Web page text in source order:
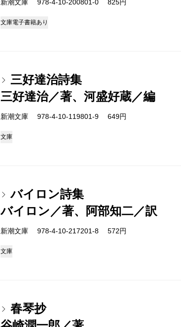
新潮文庫 978-4-10-200801-0 825円
文庫電子書籍あり
三好達治詩集
三好達治／著、河盛好蔵／編
新潮文庫 978-4-10-119801-9 649円
文庫
バイロン詩集
バイロン／著、阿部知二／訳
新潮文庫 978-4-10-217201-8 572円
文庫
春琴抄